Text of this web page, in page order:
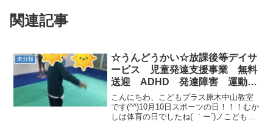
関連記事
未分類
☆うんどうかい☆放課後等デイサ
ービス 児童発達支援事業 無料
送迎 ADHD 発達障害 運動療
育 市川市 船橋市
こんにちわ、こどもプラス原木中山教室
です(^^)10月10日スポーツの日！！！むか
しは体育の日でしたね( ｀ー´)ノこどもプ